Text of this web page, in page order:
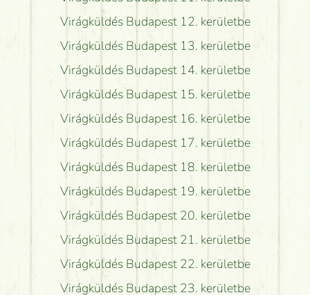
Virágküldés Budapest 12. kerületbe
Virágküldés Budapest 13. kerületbe
Virágküldés Budapest 14. kerületbe
Virágküldés Budapest 15. kerületbe
Virágküldés Budapest 16. kerületbe
Virágküldés Budapest 17. kerületbe
Virágküldés Budapest 18. kerületbe
Virágküldés Budapest 19. kerületbe
Virágküldés Budapest 20. kerületbe
Virágküldés Budapest 21. kerületbe
Virágküldés Budapest 22. kerületbe
Virágküldés Budapest 23. kerületbe